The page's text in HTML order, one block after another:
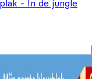
- In de jungle